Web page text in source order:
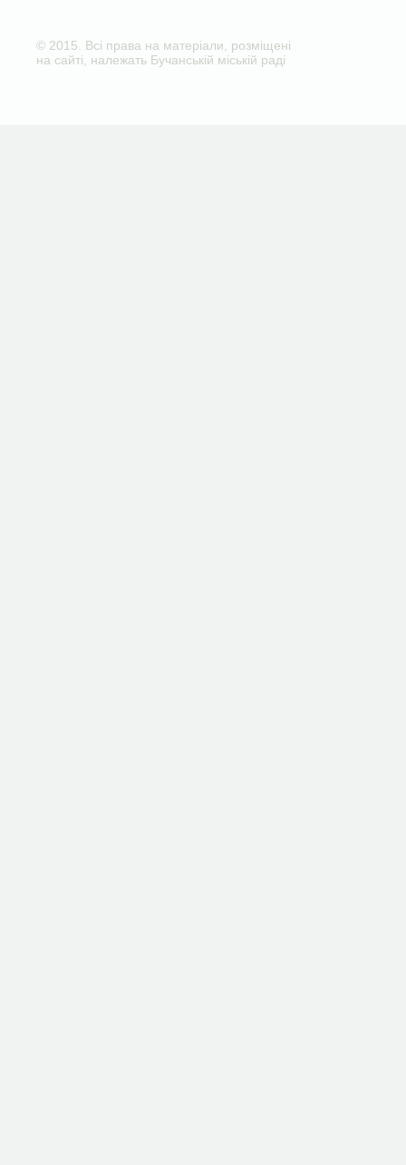
© 2015. Всі права на матеріали, розміщені
на сайті, належать Бучанській міській раді